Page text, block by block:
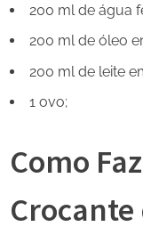
200 ml de água
200 ml de óleo
200 ml de leite
1 ovo;
Como